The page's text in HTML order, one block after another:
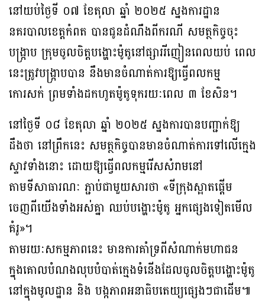
នៅយប់ថ្ងៃទី ០៧ ខែតុលា ឆ្នាំ ២០២៥ ស្នងការដ្ឋាន
នគរបាលខេត្តកំពត បានជូនដំណឹងពីករណី សមត្ថកិច្ចចុះ
បង្ក្រាប ក្រុមចូលចិត្តបង្ហោះម៉ូតូនៅផ្សាររីញៀនពេលយប់ ពេល
នេះត្រូវបង្រ្កាបបាន នឹងមានចំណាត់ការឱ្យធ្វើពលកម្ម
កោរសក់ ព្រមទាំងដកហូតម៉ូតូទុករយៈពេល ៣ ខែសិន។
នៅថ្ងៃទី ០៨ ខែតុលា ឆ្នាំ ២០២៥ ស្នងការបានបញ្ជាក់ឱ្យ
ដឹងថា នៅព្រឹកនេះ សមត្ថកិច្ចបានមានចំណាត់ការទៅលើក្មេង
ស្ទាវទាំងនោះ ដោយឱ្យធ្វើពលកម្មរើសសំរាមនៅ
តាមទីសាធារណៈ ភ្ជាប់ជាមួយសារថា «ទីក្រុងស្អាតផ្តើម
ចេញពីយើងទាំងអស់គ្នា ឈប់បង្ហោះម៉ូតូ អ្នកផ្សេងទៀតមើល
គំរូ»។
តាមរយៈសកម្មភាពនេះ មានការគាំទ្រពីសំណាក់មហាជន
ក្នុងគោលបំណងលុបបំបាត់ក្មេងទំនើងដែលចូលចិត្តបង្ហោះម៉ូតូ
នៅក្នុងមូលដ្ឋាន និង បង្កភាពអនាធិបតេយ្យផ្សេងៗជាដើម៕